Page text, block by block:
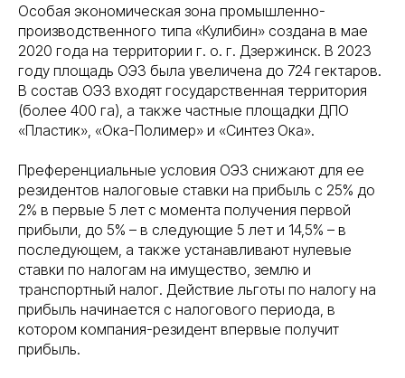
Особая экономическая зона промышленно-
производственного типа «Кулибин» создана в мае
2020 года на территории г. о. г. Дзержинск. В 2023
году площадь ОЭЗ была увеличена до 724 гектаров.
В состав ОЭЗ входят государственная территория
(более 400 га), а также частные площадки ДПО
«Пластик», «Ока-Полимер» и «Синтез Ока».
Преференциальные условия ОЭЗ снижают для ее
резидентов налоговые ставки на прибыль с 25% до
2% в первые 5 лет с момента получения первой
прибыли, до 5% – в следующие 5 лет и 14,5% – в
последующем, а также устанавливают нулевые
ставки по налогам на имущество, землю и
транспортный налог. Действие льготы по налогу на
прибыль начинается с налогового периода, в
котором компания-резидент впервые получит
прибыль.